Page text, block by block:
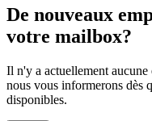
De nouveaux
votre mailbox?
Il n'y a actuellement
nous vous informerons dès
disponibles.